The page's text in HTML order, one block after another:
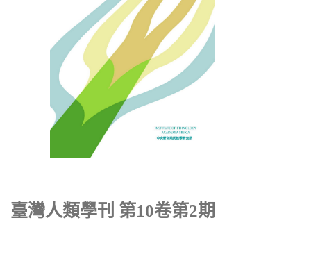
臺灣人類學刊 第10卷第2期